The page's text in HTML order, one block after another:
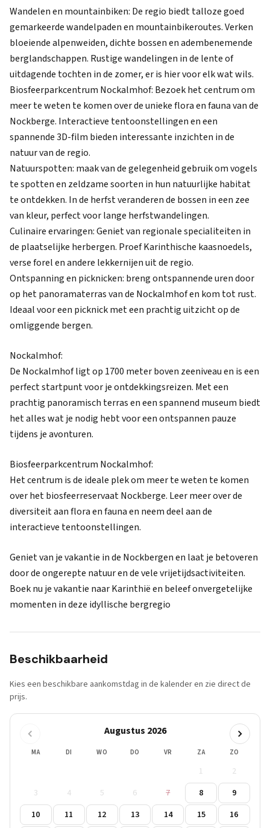
Wandelen en mountainbiken: De regio biedt talloze goed
gemarkeerde wandelpaden en mountainbikeroutes. Verken
bloeiende alpenweiden, dichte bossen en adembenemende
berglandschappen. Rustige wandelingen in de lente of
uitdagende tochten in de zomer, er is hier voor elk wat wils.
Biosfeerparkcentrum Nockalmhof: Bezoek het centrum om
meer te weten te komen over de unieke flora en fauna van de
Nockberge. Interactieve tentoonstellingen en een
spannende 3D-film bieden interessante inzichten in de
natuur van de regio.
Natuurspotten: maak van de gelegenheid gebruik om vogels
te spotten en zeldzame soorten in hun natuurlijke habitat
te ontdekken. In de herfst veranderen de bossen in een zee
van kleur, perfect voor lange herfstwandelingen.
Culinaire ervaringen: Geniet van regionale specialiteiten in
de plaatselijke herbergen. Proef Karinthische kaasnoedels,
verse forel en andere lekkernijen uit de regio.
Ontspanning en picknicken: breng ontspannende uren door
op het panoramaterras van de Nockalmhof en kom tot rust.
Ideaal voor een picknick met een prachtig uitzicht op de
omliggende bergen.
Nockalmhof:
De Nockalmhof ligt op 1700 meter boven zeeniveau en is een
perfect startpunt voor je ontdekkingsreizen. Met een
prachtig panoramisch terras en een spannend museum biedt
het alles wat je nodig hebt voor een ontspannen pauze
tijdens je avonturen.
Biosfeerparkcentrum Nockalmhof:
Het centrum is de ideale plek om meer te weten te komen
over het biosfeerreservaat Nockberge. Leer meer over de
diversiteit aan flora en fauna en neem deel aan de
interactieve tentoonstellingen.
Geniet van je vakantie in de Nockbergen en laat je betoveren
door de ongerepte natuur en de vele vrijetijdsactiviteiten.
Boek nu je vakantie naar Karinthië en beleef onvergetelijke
momenten in deze idyllische bergregio
Beschikbaarheid
Kies een beschikbare aankomstdag in de kalender en zie direct de
prijs.
Augustus 2026
MA DI WO DO VR ZA ZO
1
2
3
4 5 6 7 8
9
10
11 12 13 14 15 16